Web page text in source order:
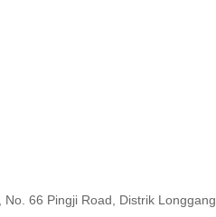
No. 66 Pingji Road, Distrik